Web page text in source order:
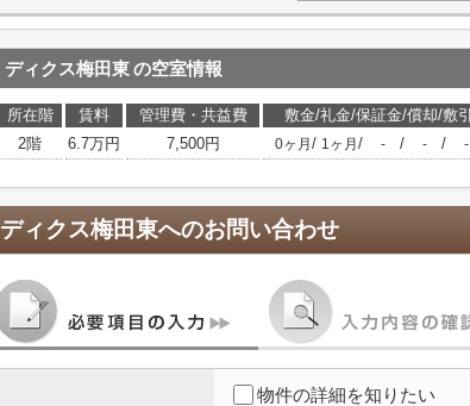
ディクス梅田東の空室情報
所在階 賃料 管理費・共益費 敷金/礼金/保証金/償却/敷引
2階
6.7万円 7,500円 0ヶ月 / 1ヶ月 / - / - / -
ディクス梅田東へのお問い合わせ
物件の詳細を知りたい